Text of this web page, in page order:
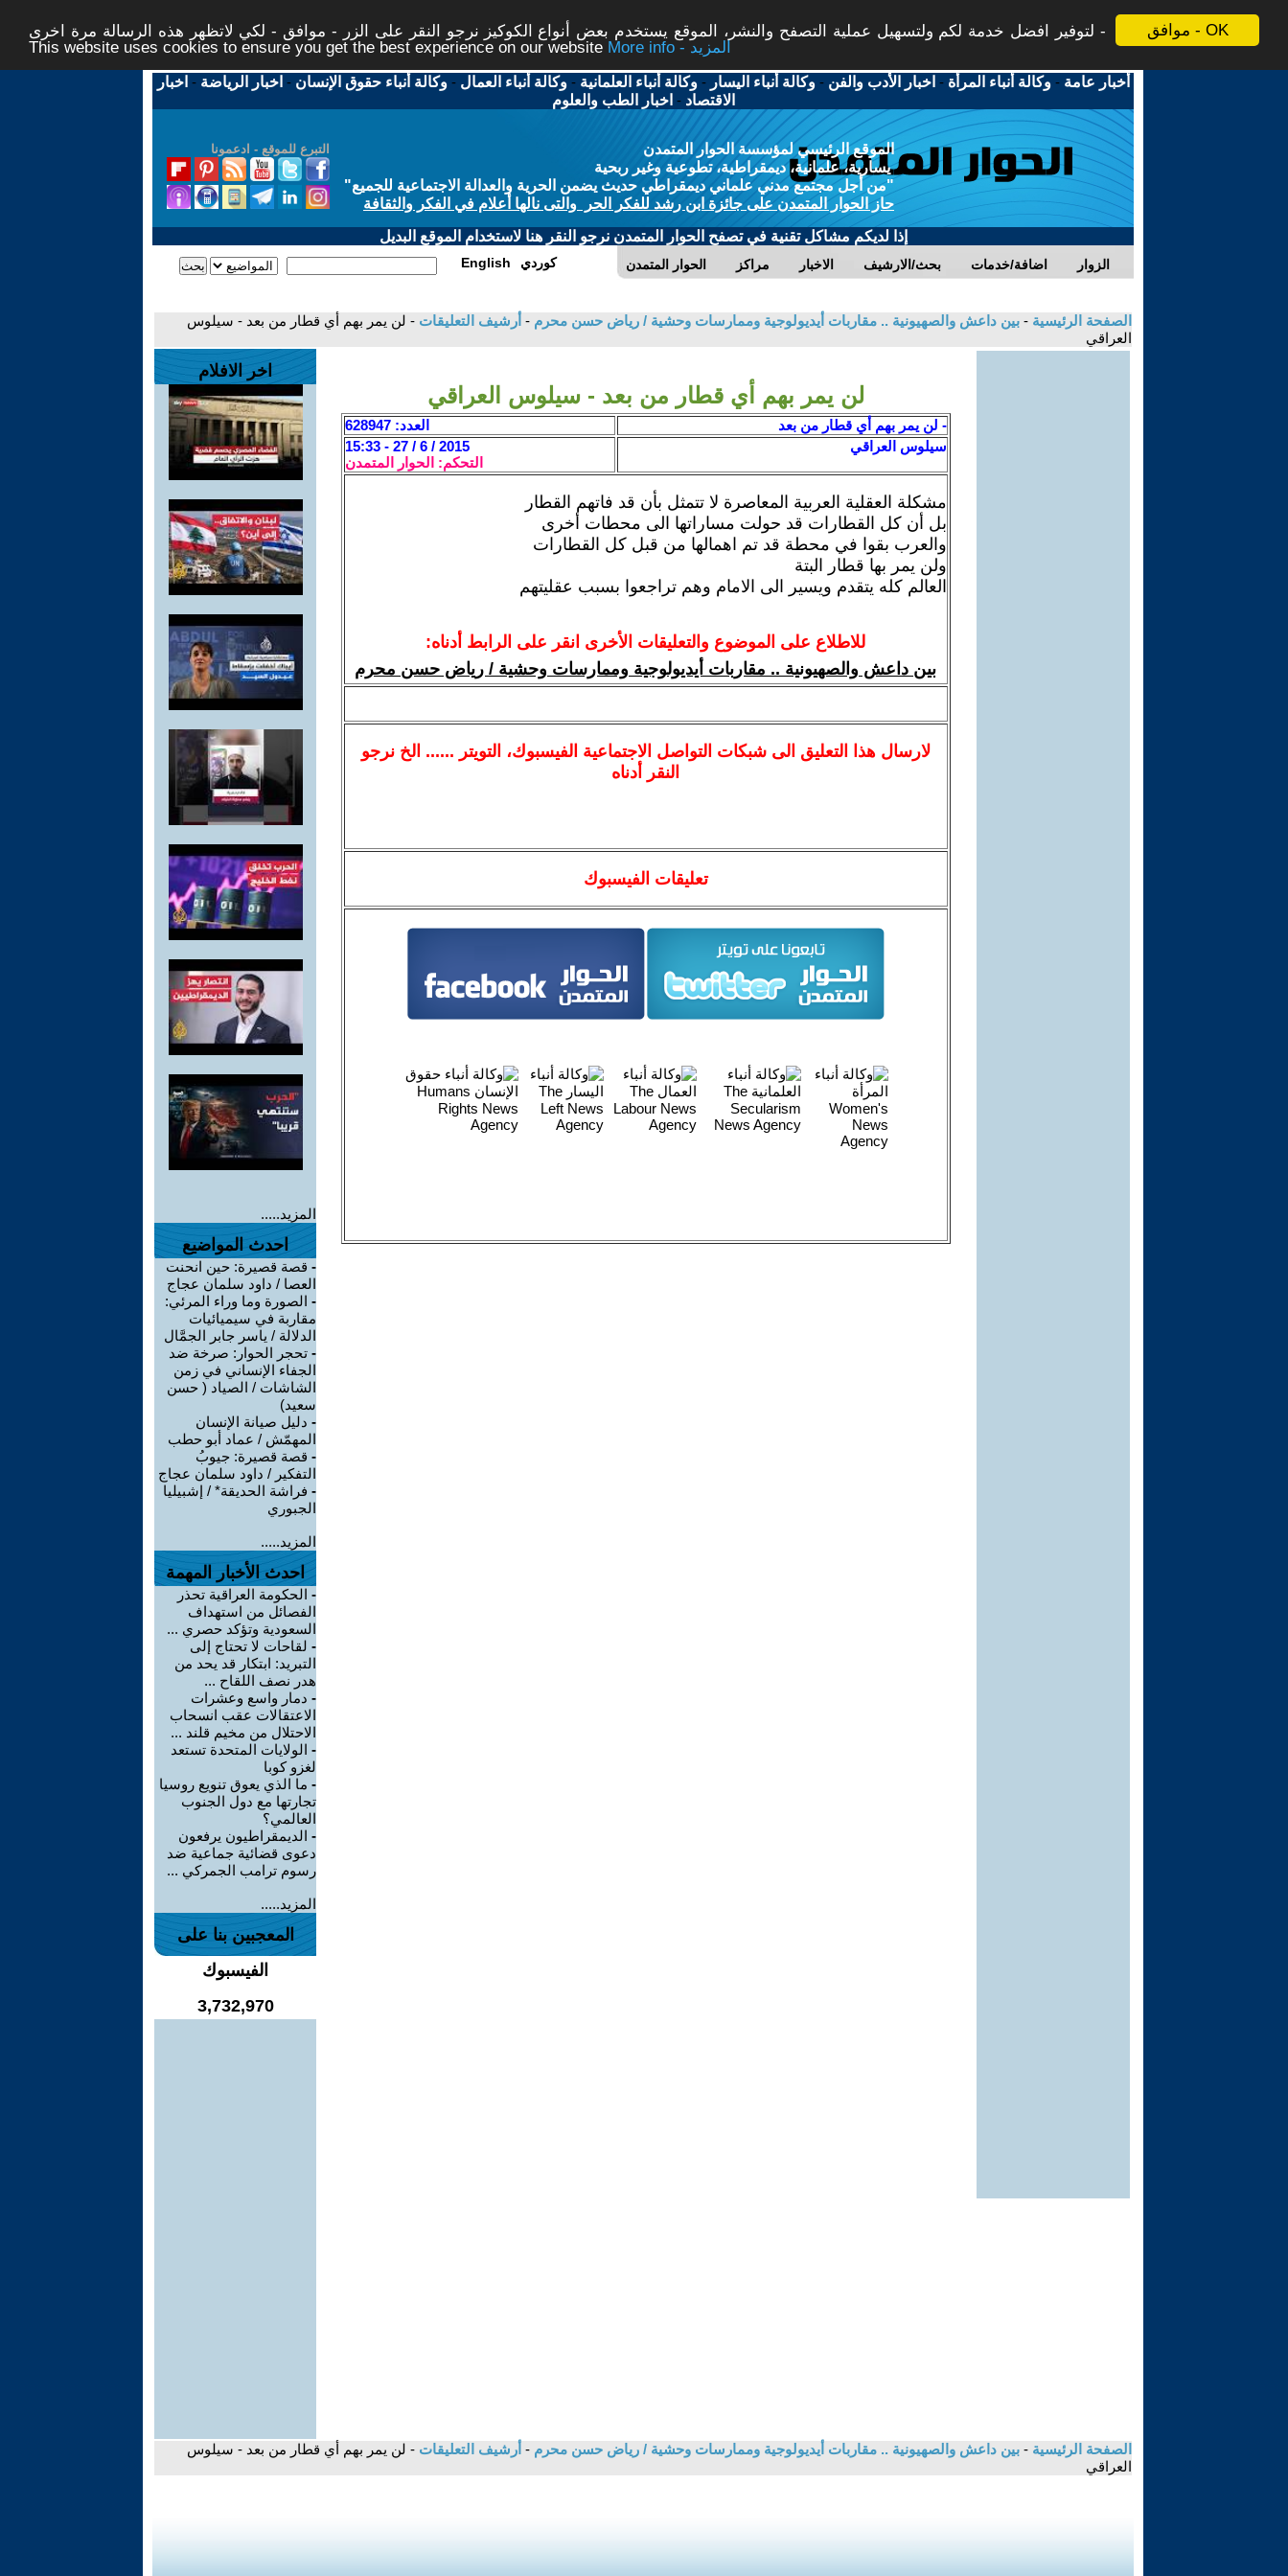
موافق - OK
لتوفير افضل خدمة لكم ولتسهيل عملية التصفح والنشر، الموقع يستخدم بعض أنواع الكوكيز نرجو النقر على الزر - موافق - لكي لاتظهر هذه الرسالة مرة اخرى -
This website uses cookies to ensure you get the best experience on our website
More info - المزيد
أخبار عامة -وكالة أنباء المرأة - اخبار الأدب والفن -وكالة أنباء اليسار -وكالة أنباء العلمانية -وكالة أنباء العمال -وكالة أنباء حقوق الإنسان - اخبار الرياضة - اخبار
الاقتصاد - اخبار الطب والعلوم
التبرع للموقع - ادعمونا
الموقع الرئيسي لمؤسسة الحوار المتمدن
يسارية، علمانية، ديمقراطية، تطوعية وغير ربحية
"من أجل مجتمع مدني علماني ديمقراطي حديث يضمن الحرية والعدالة الاجتماعية للجميع"
حاز الحوار المتمدن على جائزة ابن رشد للفكر الحر والتى نالها أعلام في الفكر والثقافة
إذا لديكم مشاكل تقنية في تصفح الحوار المتمدن نرجو النقر هنا لاستخدام الموقع البديل
الحوار المتمدن مراكز الاخبار بحث/الارشيف اضافة/خدمات الزوار English كوردي
الصفحة الرئيسية - بين داعش والصهيونية .. مقاربات أيديولوجية وممارسات وحشية / رياض حسن محرم - أرشيف التعليقات - لن يمر بهم أي قطار من بعد - سيلوس
العراقي
لن يمر بهم أي قطار من بعد - سيلوس العراقي
- لن يمر بهم أي قطار من بعد
العدد: 628947
سيلوس العراقي
2015 / 6 / 27 - 15:33
التحكم: الحوار المتمدن
مشكلة العقلية العربية المعاصرة لا تتمثل بأن قد فاتهم القطار
بل أن كل القطارات قد حولت مساراتها الى محطات أخرى
والعرب بقوا في محطة قد تم اهمالها من قبل كل القطارات
ولن يمر بها قطار البتة
العالم كله يتقدم ويسير الى الامام وهم تراجعوا بسبب عقليتهم
للاطلاع على الموضوع والتعليقات الأخرى انقر على الرابط أدناه:
بين داعش والصهيونية .. مقاربات أيديولوجية وممارسات وحشية / رياض حسن محرم
لارسالهذا التعليق الى شبكات التواصل الاجتماعية الفيسبوك، التويتر ...... الخ نرجو
النقر أدناه
تعليقات الفيسبوك
اخر الافلام
المزيد.....
احدث المواضيع
- قصة قصيرة: حين انحنت
العصا / داود سلمان عجاج
- الصورة وما وراء المرئي:
مقاربة في سيميائيات
الدلالة / ياسر جابر الجمَّال
- تحجر الحوار: صرخة ضد
الجفاء الإنساني في زمن
الشاشات / الصياد ‏( حسن
سعيد‏)
- دليل صيانة الإنسان
المهمّش / عماد أبو حطب
- قصة قصيرة: جيوبُ
التفكير / داود سلمان عجاج
- فراشة الحديقة* / إشبيليا
الجبوري
المزيد.....
احدث الأخبار المهمة
- الحكومة العراقية تحذر
الفصائل من استهداف
السعودية وتؤكد حصري ...
- لقاحات لا تحتاج إلى
التبريد: ابتكار قد يحد من
هدر نصف اللقاح ...
- دمار واسع وعشرات
الاعتقالات عقب انسحاب
الاحتلال من مخيم قلند ...
- الولايات المتحدة تستعد
لغزو كوبا
- ما الذي يعوق تنويع روسيا
تجارتها مع دول الجنوب
العالمي؟
- الديمقراطيون يرفعون
دعوى قضائية جماعية ضد
رسوم ترامب الجمركي ...
المزيد.....
المعجبين بنا على
الفيسبوك
3,732,970
الصفحة الرئيسية - بين داعش والصهيونية .. مقاربات أيديولوجية وممارسات وحشية / رياض حسن محرم - أرشيف التعليقات - لن يمر بهم أي قطار من بعد - سيلوس
العراقي